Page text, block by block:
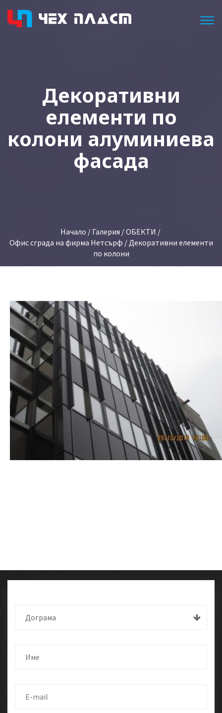
Декоративни
елементи по
колони алуминиева
фасада
Начало / Галерия /ОБЕКТИ /
Офис сграда на фирма Нетсърф / Декоративни елементи
по колони
Дограма